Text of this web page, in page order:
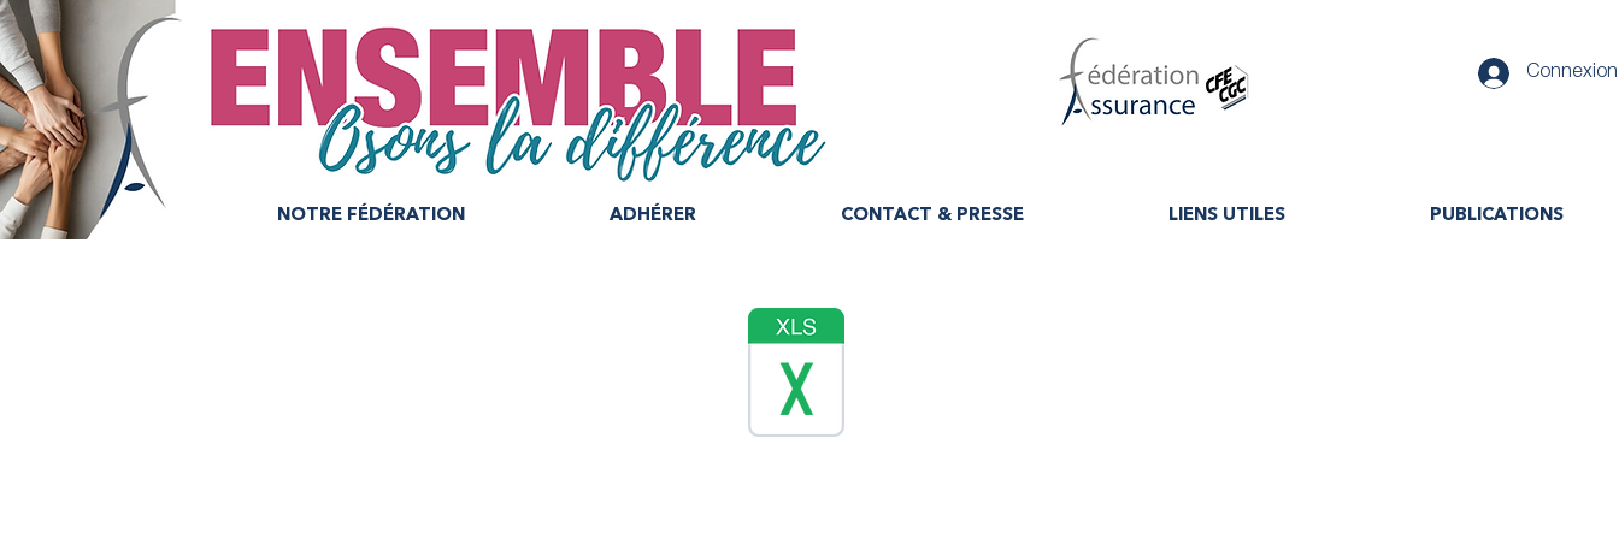
Connexion
NOTRE FÉDÉRATION ADHÉRER CONTACT & PRESSE LIENS UTILES PUBLICATIONS